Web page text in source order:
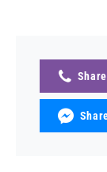
Share